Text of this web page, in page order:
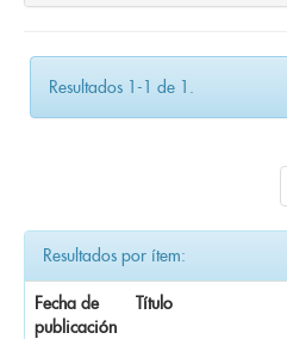
Resultados 1-1 de 1.
Resultados por ítem:
Fecha de
publicación
Título